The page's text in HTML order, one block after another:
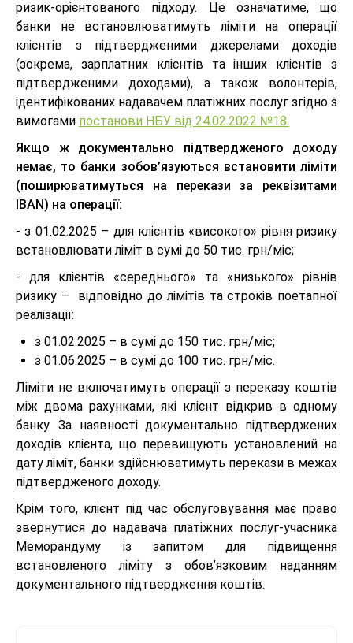
ризик-орієнтованого підходу. Це означатиме, що
банки не встановлюватимуть ліміти на операції
клієнтів з підтвердженими джерелами доходів
(зокрема, зарплатних клієнтів та інших клієнтів з
підтвердженими доходами), а також волонтерів,
ідентифікованих надавачем платіжних послуг згідно з
вимогами постанови НБУ від 24.02.2022 №18.
Якщо ж документально підтвердженого доходу
немає, то банки зобов’язуються встановити ліміти
(поширюватимуться на перекази за реквізитами
IBAN) на операції:
- з 01.02.2025 – для клієнтів «високого» рівня ризику
встановлювати ліміт в сумі до 50 тис. грн/міс;
- для клієнтів «середнього» та «низького» рівнів
ризику – відповідно до лімітів та строків поетапної
реалізації:
з 01.02.2025 – в сумі до 150 тис. грн/міс;
з 01.06.2025 – в сумі до 100 тис. грн/міс.
Ліміти не включатимуть операції з переказу коштів
між двома рахунками, які клієнт відкрив в одному
банку. За наявності документально підтверджених
доходів клієнта, що перевищують установлений на
дату ліміт, банки здійснюватимуть перекази в межах
підтвердженого доходу.
Крім того, клієнт під час обслуговування має право
звернутися до надавача платіжних послуг-учасника
Меморандуму із запитом для підвищення
встановленого ліміту з обов’язковим наданням
документального підтвердження коштів.